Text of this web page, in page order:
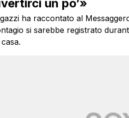
un po’»
ha raccontato al
si sarebbe registrato